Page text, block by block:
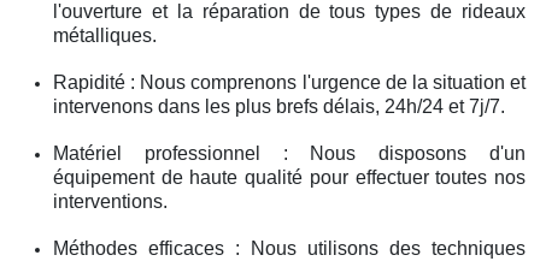
l'ouverture et la réparation de tous types de rideaux
métalliques.
Rapidité : Nous comprenons l'urgence de la situation et
intervenons dans les plus brefs délais, 24h/24 et 7j/7.
Matériel professionnel : Nous disposons d'un
équipement de haute qualité pour effectuer toutes nos
interventions.
Méthodes efficaces : Nous utilisons des techniques